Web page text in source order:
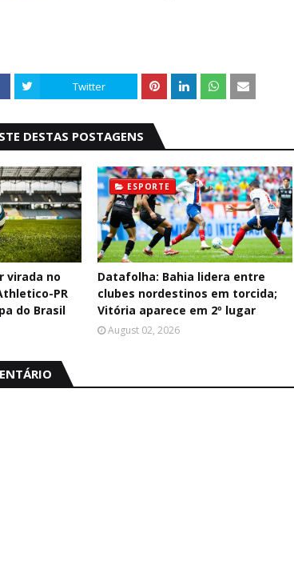
Twitter
DESTAS POSTAGENS
virada no
PR
do Brasil
ESPORTE
Datafolha: Bahia lidera entre
clubes nordestinos em torcida;
Vitória aparece em 2º lugar
August 02, 2026